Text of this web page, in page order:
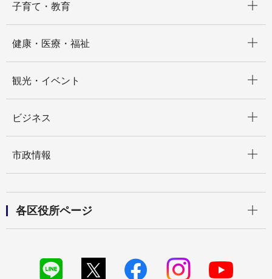
子育て・教育
健康・医療・福祉
観光・イベント
ビジネス
市政情報
各区役所ページ